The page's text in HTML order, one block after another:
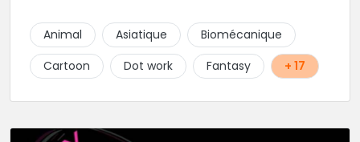
Animal Asiatique
Biomécanique
Cartoon
Dot work Fantasy + 17